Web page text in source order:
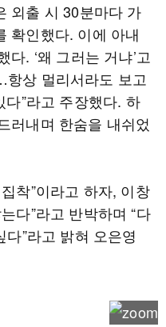
외출 시 30분마다 가
확인했다. 이에 아내
. ‘왜 그러는 거냐’고
상 멀리서라도 보고
다”라고 주장했다. 하
러내며 한숨을 내쉬었
착”이라고 하자, 이창
다”라고 반박하며 “다
”라고 밝혀 오은영